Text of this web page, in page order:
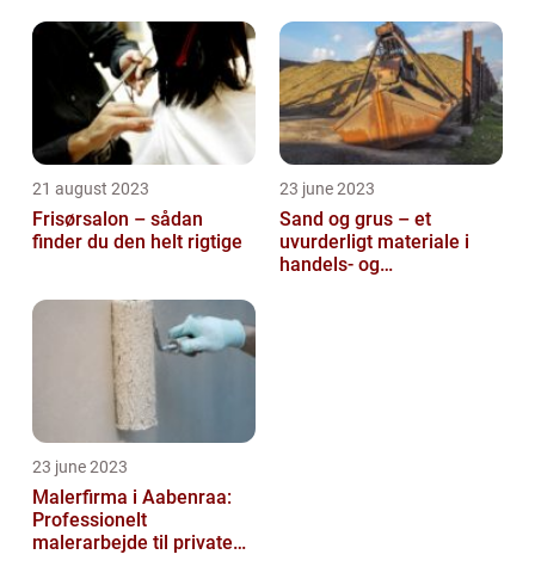
21 august 2023
Frisørsalon – sådan
finder du den helt rigtige
23 june 2023
Sand og grus – et
uvurderligt materiale i
handels- og
23 june 2023
Malerfirma i Aabenraa:
Professionelt
malerarbejde til private